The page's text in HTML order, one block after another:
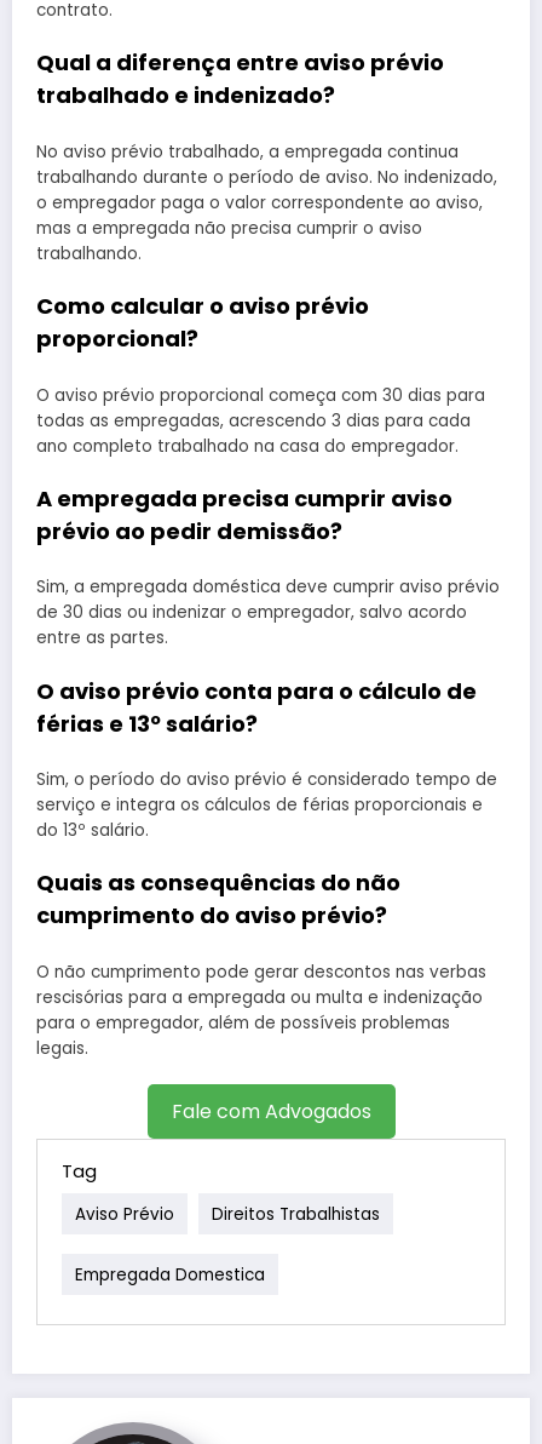
contrato.
Qual a diferença entre aviso prévio
trabalhado e indenizado?
No aviso prévio trabalhado, a empregada continua
trabalhando durante o período de aviso. No indenizado,
o empregador paga o valor correspondente ao aviso,
mas a empregada não precisa cumprir o aviso
trabalhando.
Como calcular o aviso prévio
proporcional?
O aviso prévio proporcional começa com 30 dias para
todas as empregadas, acrescendo 3 dias para cada
ano completo trabalhado na casa do empregador.
A empregada precisa cumprir aviso
prévio ao pedir demissão?
Sim, a empregada doméstica deve cumprir aviso prévio
de 30 dias ou indenizar o empregador, salvo acordo
entre as partes.
O aviso prévio conta para o cálculo de
férias e 13º salário?
Sim, o período do aviso prévio é considerado tempo de
serviço e integra os cálculos de férias proporcionais e
do 13º salário.
Quais as consequências do não
cumprimento do aviso prévio?
O não cumprimento pode gerar descontos nas verbas
rescisórias para a empregada ou multa e indenização
para o empregador, além de possíveis problemas
legais.
Fale com Advogados
Tag
Aviso Prévio Direitos Trabalhistas
Empregada Domestica